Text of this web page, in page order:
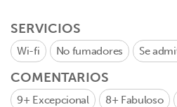
SERVICIOS
Wi-fi No fumadores Se
COMENTARIOS
9+ Excepcional 8+ Fabuloso